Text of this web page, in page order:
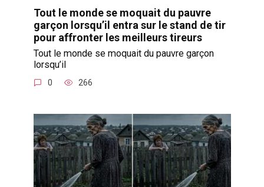
Tout le monde se moquait du pauvre
garçon lorsqu’il entra sur le stand de tir
pour affronter les meilleurs tireurs
Tout le monde se moquait du pauvre garçon
lorsqu’il
0 266